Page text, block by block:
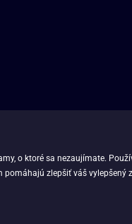
o ktoré sa nezaujímate.
pomáhajú zlepšiť váš vylepšený